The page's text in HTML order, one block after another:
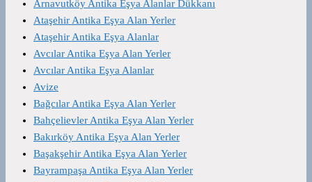
Arnavutköy Antika Eşya Alanlar Dükkanı
Ataşehir Antika Eşya Alan Yerler
Ataşehir Antika Eşya Alanlar
Avcılar Antika Eşya Alan Yerler
Avcılar Antika Eşya Alanlar
Avize
Bağcılar Antika Eşya Alan Yerler
Bahçelievler Antika Eşya Alan Yerler
Bakırköy Antika Eşya Alan Yerler
Başakşehir Antika Eşya Alan Yerler
Bayrampaşa Antika Eşya Alan Yerler